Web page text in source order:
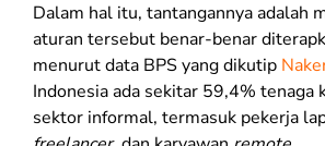
Dalam hal itu, tantangannya adalah
aturan tersebut benar-benar
menurut data BPS yang dikutip
Indonesia ada sekitar 59,4% tenaga
sektor informal, termasuk pekerja